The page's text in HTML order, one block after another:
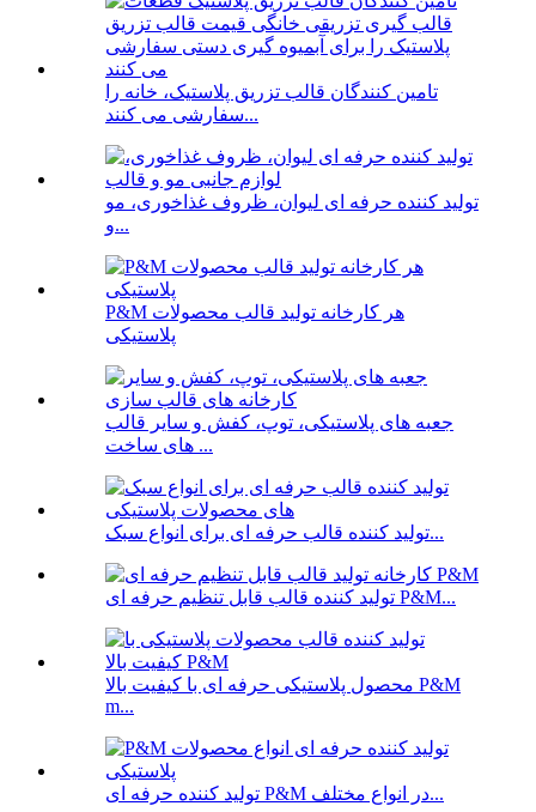
تامین کنندگان قالب تزریق پلاستیک، خانه را
سفارشی می کنند...
تولید کننده حرفه ای لیوان، ظروف غذاخوری، مو
و...
P&M هر کارخانه تولید قالب محصولات
پلاستیکی
جعبه های پلاستیکی، توپ، کفش و سایر قالب
های ساخت ...
تولید کننده قالب حرفه ای برای انواع سبک...
تولید کننده قالب قابل تنظیم حرفه ای P&M...
محصول پلاستیکی حرفه ای با کیفیت بالا P&M
m...
تولید کننده حرفه ای P&M در انواع مختلف...